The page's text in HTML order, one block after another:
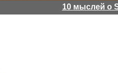
10 мыслей о